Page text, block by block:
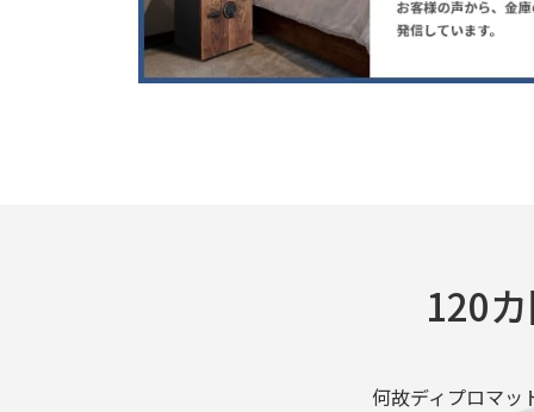
120
何故ディプロマッ